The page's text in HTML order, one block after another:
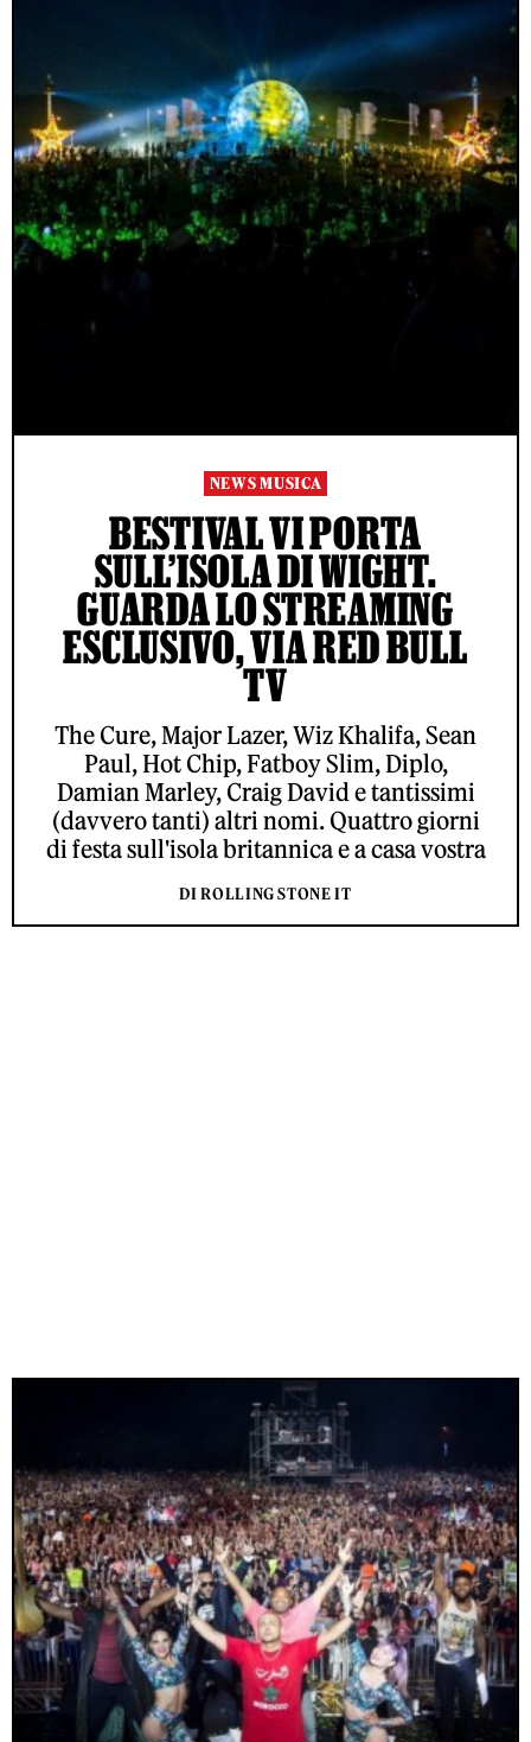
NEWS MUSICA
BESTIVAL VI PORTA
SULL’ISOLA DI WIGHT.
GUARDA LO STREAMING
ESCLUSIVO, VIA RED BULL
TV
The Cure, Major Lazer, Wiz Khalifa, Sean
Paul, Hot Chip, Fatboy Slim, Diplo,
Damian Marley, Craig David e tantissimi
(davvero tanti) altri nomi. Quattro giorni
di festa sull'isola britannica e a casa vostra
DI ROLLING STONE IT